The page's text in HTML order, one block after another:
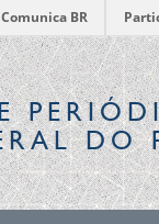
Comunica BR
DO